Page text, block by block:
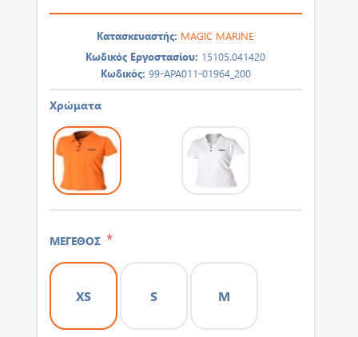
Κατασκευαστής: MAGIC MARINE
Κωδικός Εργοστασίου: 15105.041420
Κωδικός: 99-APA011-01964_200
Χρώματα
ΜΕΓΕΘΟΣ *
XS S M